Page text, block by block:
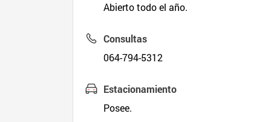
Abierto todo el año.
Consultas
064-794-5312
Estacionamiento
Posee.